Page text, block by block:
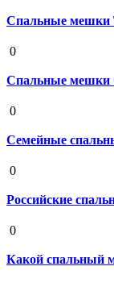
Спальные мешки
0
Спальные мешки
0
Семейные
0
Российские
0
Какой спальный